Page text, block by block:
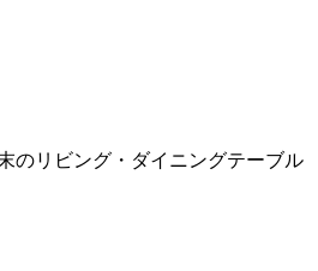
のリビング・ダイニングテーブル